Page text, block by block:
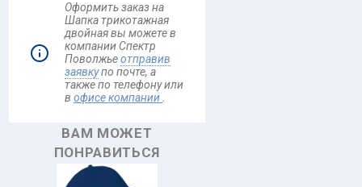
Оформить заказ на
Шапка трикотажная
двойная вы можете в
компании Спектр
Поволжьеотправив
заявкупо почте, а
также по телефонуили
в офисе компании
ВАМ МОЖЕТ
ПОНРАВИТЬСЯ